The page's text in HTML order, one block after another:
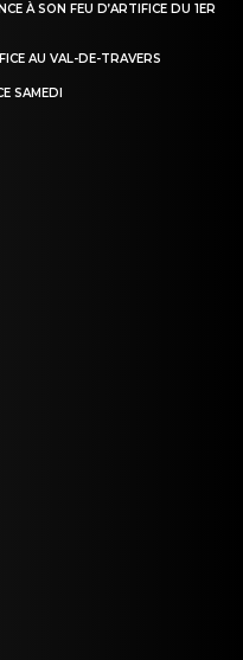
À SON FEU D’ARTIFICE DU 1ER
AU VAL-DE-TRAVERS
SAMEDI